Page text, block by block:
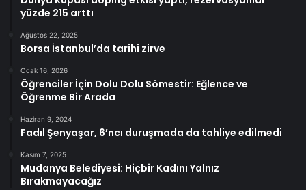
yüzde 215 arttı
Ağustos 22, 2025
Borsa İstanbul’da tarihi zirve
Ocak 16, 2026
Öğrenciler İçin Dolu Dolu Sömestir: Eğlence ve
Öğrenme Bir Arada
Haziran 9, 2024
Fadıl Şenyaşar, 6’ncı duruşmada da tahliye edilmedi
Kasım 7, 2025
Mudanya Belediyesi: Hiçbir Kadını Yalnız
Bırakmayacağız